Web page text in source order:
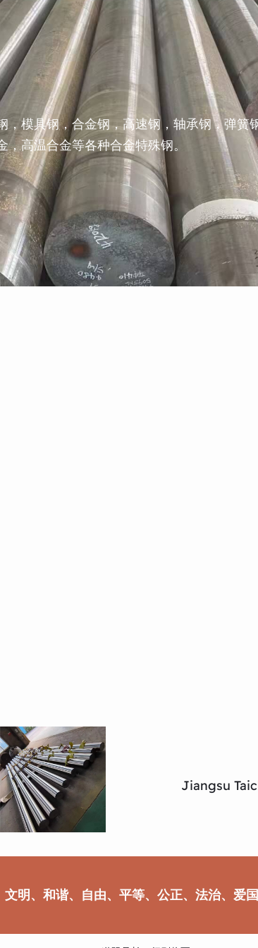
模具钢，合金钢，高速钢，轴承钢，弹簧
，高温合金等各种合金特殊钢。
Jiangsu
文明、和谐、自由、平等、公正、法治、爱